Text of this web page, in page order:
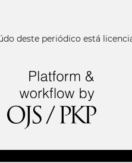
deste periódico está